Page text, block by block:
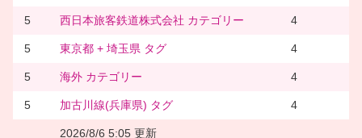
5 西日本旅客鉄道株式会社 カテゴリー 4
5 東京都 + 埼玉県 タグ 4
5 海外 カテゴリー 4
5 加古川線(兵庫県) タグ 4
2026/8/6 5:05 更新